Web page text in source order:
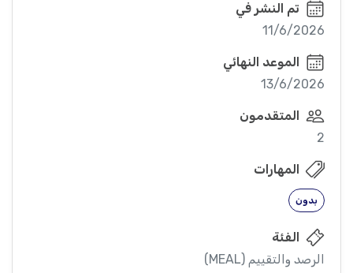
تم النشر في
11/6/2026
الموعد النهائي
13/6/2026
المتقدمون
2
المهارات
بدون
الفئة
الرصد والتقييم (MEAL)